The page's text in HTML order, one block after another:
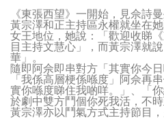
《東張西望》一開始，見佘詩
黃宗澤和正主持區永權就坐在
女王地位，她說：「歡迎收睇
目主持文慧心」，而黃宗澤就
華」。
隨即阿佘即串對方「其實你今
「我係高層梗係喺度」阿佘再
實你喺度睇住我啲咩。」、「
於劇中雙方鬥個你死我活，不
黃宗澤亦以鬥氣方式主持節目，